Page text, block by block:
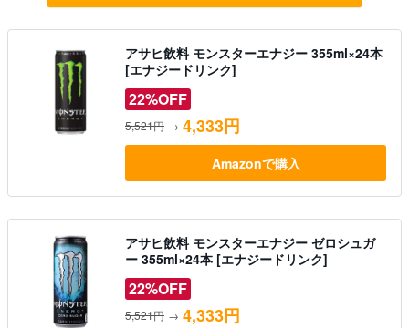
アサヒ飲料 モンスターエナジー 355ml×24本
[エナジードリンク]
22%OFF
5,521円 → 4,333円
Amazonで購入
アサヒ飲料 モンスターエナジー ゼロシュガ
ー 355ml×24本 [エナジードリンク]
22%OFF
5,521円 → 4,333円